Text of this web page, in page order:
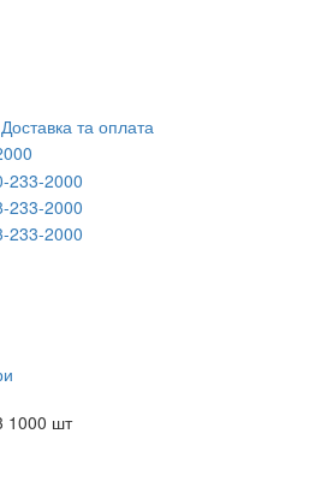
Доставка та оплата
233-2000
233-2000
233-2000
1000 шт